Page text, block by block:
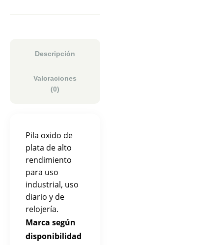
Descripción
Valoraciones
(0)
Pila oxido de
plata de alto
rendimiento
para uso
industrial, uso
diario y de
relojería.
Marca según
disponibilidad